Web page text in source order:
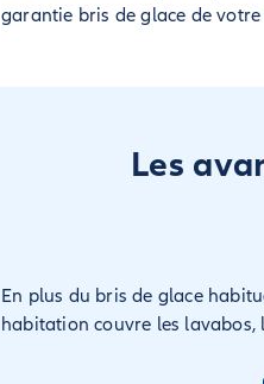
garantie bris de glace de
Les
En plus du bris de glace
habitation couvre les lavabos,